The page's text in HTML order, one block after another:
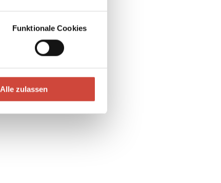
Funktionale Cookies
Alle zulassen